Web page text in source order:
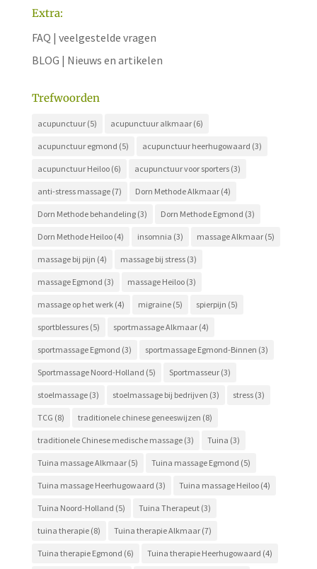
Extra:
FAQ | veelgestelde vragen
BLOG | Nieuws en artikelen
Trefwoorden
acupunctuur(5) acupunctuur alkmaar(6)
acupunctuur egmond (5) acupunctuur heerhugowaard (3)
acupunctuur Heiloo(6) acupunctuur voor sporters(3)
anti-stress massage(7) Dorn Methode Alkmaar(4)
Dorn Methode behandeling(3) Dorn Methode Egmond (3)
Dorn Methode Heiloo(4) insomnia (3) massage Alkmaar(5)
massage bij pijn (4) massage bij stress(3)
massage Egmond (3) massage Heiloo(3)
massage op het werk(4) migraine(5) spierpijn (5)
sportblessures(5) sportmassage Alkmaar(4)
sportmassage Egmond (3) sportmassage Egmond-Binnen (3)
Sportmassage Noord-Holland (5) Sportmasseur(3)
stoelmassage(3) stoelmassage bij bedrijven (3) stress(3)
TCG (8) traditionele chinese geneeswijzen (8)
traditionele Chinese medische massage(3) Tuina (3)
Tuina massage Alkmaar(5) Tuina massage Egmond (5)
Tuina massage Heerhugowaard (3) Tuina massage Heiloo(4)
Tuina Noord-Holland (5) Tuina Therapeut(3)
tuina therapie(8) Tuina therapie Alkmaar(7)
Tuina therapie Egmond (6) Tuina therapie Heerhugowaard (4)